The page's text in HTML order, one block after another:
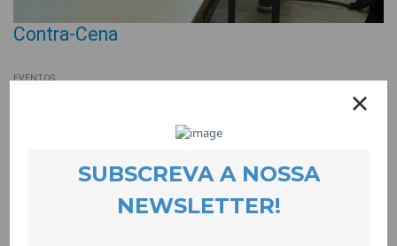
Contra-Cena
EVENTOS
É um conjunto de 4 sessões de Coaching e Orientação que
escolar e profissional no público jovem.
Nas sessões são trabalhadas temáticas como o auto-